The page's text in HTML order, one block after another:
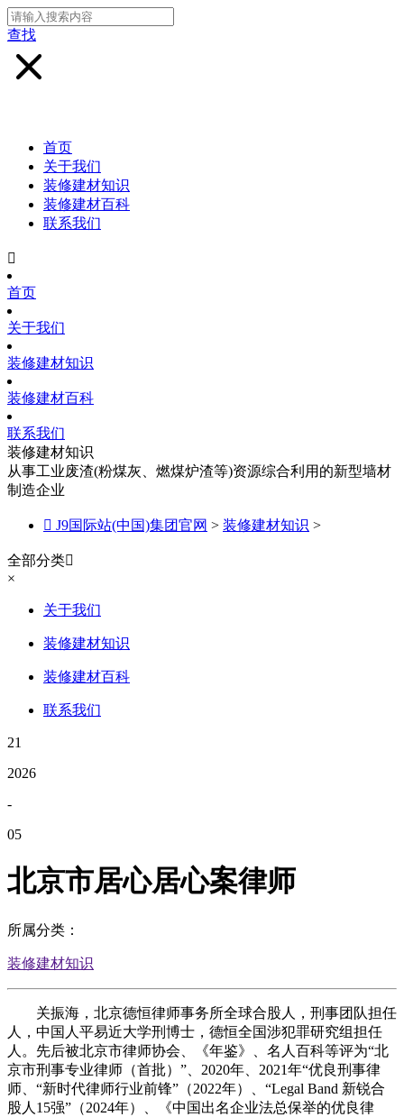
查找
首页
关于我们
装修建材知识
装修建材百科
联系我们

首页
关于我们
装修建材知识
装修建材百科
联系我们
装修建材知识
从事工业废渣(粉煤灰、燃煤炉渣等)资源综合利用的新型墙材
制造企业
 J9国际站(中国)集团官网 > 装修建材知识 >
全部分类
×
关于我们
装修建材知识
装修建材百科
联系我们
21
2026
-
05
北京市居心居心案律师
所属分类：
装修建材知识
关振海，北京德恒律师事务所全球合股人，刑事团队担任
人，中国人平易近大学刑博士，德恒全国涉犯罪研究组担任
人。先后被北京市律师协会、《年鉴》、名人百科等评为“北
京市刑事专业律师（首批）”、2020年、2021年“优良刑事律
师、“新时代律师行业前锋”（2022年）、“Legal Band 新锐合
股人15强”（2024年）、《中国出名企业法总保举的优良律